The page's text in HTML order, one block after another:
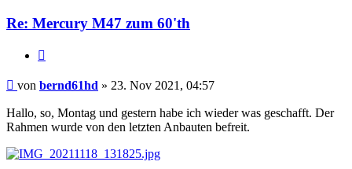
Re: Mercury M47 zum 60'th
Beitrag
von bernd61hd » 23. Nov 2021, 04:57
Hallo, so, Montag und gestern habe ich wieder was geschafft. Der
Rahmen wurde von den letzten Anbauten befreit.